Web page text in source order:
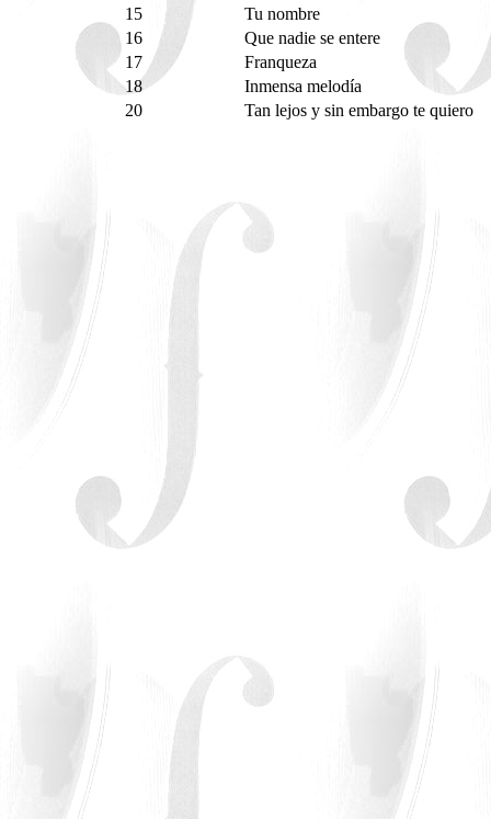
15
Tu nombre
16
Que nadie se entere
17
Franqueza
18
Inmensa melodía
20
Tan lejos y sin embargo te quiero